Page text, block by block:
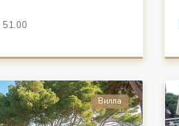
51.00
Вилла